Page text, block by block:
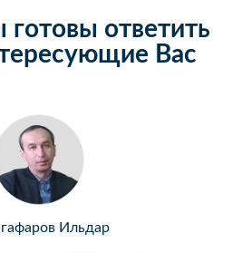
ответить
Вас
Ильдар